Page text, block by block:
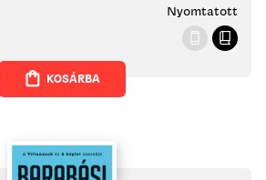
Nyomtatott
KOSÁRBA